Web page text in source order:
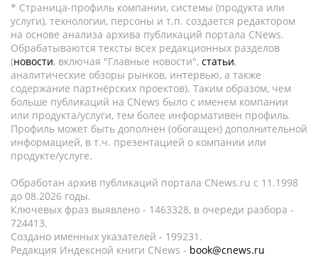
* Страница-профиль компании, системы (продукта или
услуги), технологии, персоны и т.п. создается редактором
на основе анализа архива публикаций портала CNews.
Обрабатываются тексты всех редакционных разделов
(новости, включая "Главные новости", статьи,
аналитические обзоры рынков, интервью, а также
содержание партнёрских проектов). Таким образом, чем
больше публикаций на CNews было с именем компании
или продукта/услуги, тем более информативен профиль.
Профиль может быть дополнен (обогащен) дополнительной
информацией, в т.ч. презентацией о компании или
продукте/услуге.
Обработан архив публикаций портала CNews.ru c 11.1998
до 08.2026 годы.
Ключевых фраз выявлено - 1463328, в очереди разбора -
724413.
Создано именных указателей - 199231.
Редакция Индексной книги CNews - book@cnews.ru